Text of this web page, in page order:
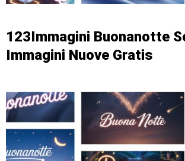
123Immagini Buonanotte
Immagini Nuove Gratis